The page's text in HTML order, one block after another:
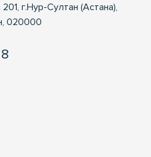
г.Нур-Султан (Астана),
020000